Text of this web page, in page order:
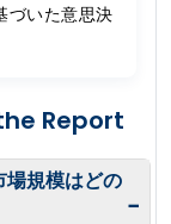
づいた意思決
Report
規模はどの
−